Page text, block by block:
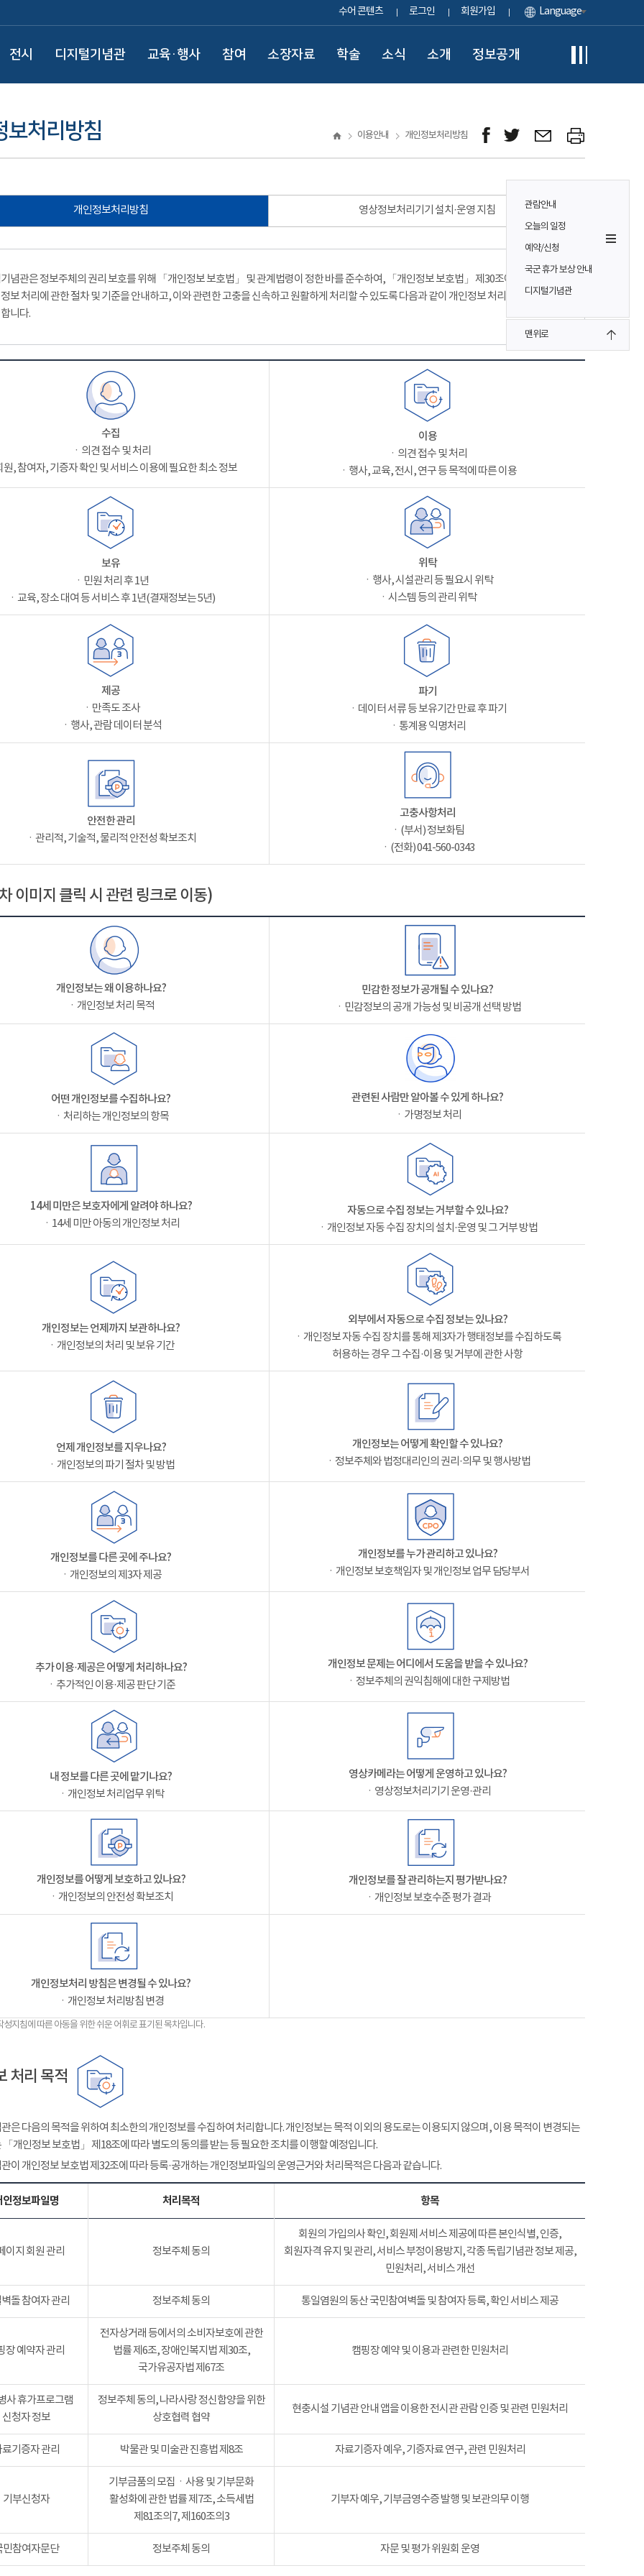
수어 콘텐츠 로그인 회원가입 Language
전시 디지털기념관 교육·행사 참여 소장자료 학술 소식 소개 정보공개
관람안내
오늘의 일정
예약/신청
국군 휴가 보상 안내
디지털기념관
맨위로
보처리방침 이용안내 개인정보처리방침
개인정보처리방침 영상정보처리기기 설치·운영 지침
념관은 정보주체의 권리 보호를 위해 「개인정보 보호법」 및 관계법령이 정한 바를 준수하여, 「개인정보 보호법」 제30조에 따라
보 처리에 관한 절차 및 기준을 안내하고, 이와 관련한 고충을 신속하고 원활하게 처리할 수 있도록 다음과 같이 개인정보 처리방침을
니다.
수집
ㆍ의견 접수 및 처리
원, 참여자, 기증자 확인 및 서비스 이용에 필요한 최소 정보
이용
ㆍ의견 접수 및 처리
ㆍ행사, 교육, 전시, 연구 등 목적에 따른 이용
보유
ㆍ민원 처리 후 1년
ㆍ교육, 장소 대여 등 서비스 후 1년(결재정보는 5년)
위탁
ㆍ행사, 시설관리 등 필요시 위탁
ㆍ시스템 등의 관리 위탁
제공
ㆍ만족도 조사
ㆍ행사, 관람 데이터 분석
파기
ㆍ데이터 서류 등 보유기간 만료 후 파기
ㆍ통계용 익명처리
안전한 관리
ㆍ관리적, 기술적, 물리적 안전성 확보조치
고충사항처리
ㆍ(부서) 정보화팀
ㆍ(전화) 041-560-0343
이미지 클릭 시 관련 링크로 이동)
개인정보는 왜 이용하나요?
ㆍ개인정보 처리 목적
민감한 정보가 공개될 수 있나요?
ㆍ민감정보의 공개 가능성 및 비공개 선택 방법
어떤 개인정보를 수집하나요?
ㆍ처리하는 개인정보의 항목
관련된 사람만 알아볼 수 있게 하나요?
ㆍ가명정보 처리
14세 미만은 보호자에게 알려야 하나요?
ㆍ14세 미만 아동의 개인정보 처리
자동으로 수집 정보는 거부할 수 있나요?
ㆍ개인정보 자동 수집 장치의 설치·운영 및 그 거부 방법
개인정보는 언제까지 보관하나요?
ㆍ개인정보의 처리 및 보유 기간
외부에서 자동으로 수집 정보는 있나요?
ㆍ개인정보 자동 수집 장치를 통해 제3자가 행태정보를 수집하도록
허용하는 경우 그 수집·이용 및 거부에 관한 사항
언제 개인정보를 지우나요?
ㆍ개인정보의 파기 절차 및 방법
개인정보는 어떻게 확인할 수 있나요?
ㆍ정보주체와 법정대리인의 권리·의무 및 행사방법
개인정보를 다른 곳에 주나요?
ㆍ개인정보의 제3자 제공
개인정보를 누가 관리하고 있나요?
ㆍ개인정보 보호책임자 및 개인정보 업무 담당부서
추가 이용·제공은 어떻게 처리하나요?
ㆍ추가적인 이용·제공 판단 기준
개인정보 문제는 어디에서 도움을 받을 수 있나요?
ㆍ정보주체의 권익침해에 대한 구제방법
내 정보를 다른 곳에 맡기나요?
ㆍ개인정보 처리업무 위탁
영상카메라는 어떻게 운영하고 있나요?
ㆍ영상정보처리기기 운영·관리
개인정보를 어떻게 보호하고 있나요?
ㆍ개인정보의 안전성 확보조치
개인정보를 잘 관리하는지 평가받나요?
ㆍ개인정보 보호수준 평가 결과
개인정보처리 방침은 변경될 수 있나요?
ㆍ개인정보 처리방침 변경
지침에 따른 아동을 위한 쉬운 어휘로 표기된 목차입니다.
처리 목적
은 다음의 목적을 위하여 최소한의 개인정보를 수집하여 처리합니다. 개인정보는 목적 이외의 용도로는 이용되지 않으며, 이용 목적이 변경되는
「개인정보 보호법」 제18조에 따라 별도의 동의를 받는 등 필요한 조치를 이행할 예정입니다.
이 개인정보 보호법 제32조에 따라 등록·공개하는 개인정보파일의 운영근거와 처리목적은 다음과 같습니다.
인정보파일명 처리목적 항목
이지 회원 관리 정보주체 동의
회원의 가입의사 확인, 회원제 서비스 제공에 따른 본인식별, 인증,
회원자격 유지 및 관리, 서비스 부정이용방지, 각종 독립기념관 정보 제공,
민원처리, 서비스 개선
돌 참여자 관리 정보주체 동의 통일염원의 동산 국민참여벽돌 및 참여자 등록, 확인 서비스 제공
장 예약자 관리
전자상거래 등에서의 소비자보호에 관한
법률 제6조, 장애인복지법 제30조,
국가유공자법 제67조
캠핑장 예약 및 이용과 관련한 민원처리
사 휴가프로그램
신청자 정보
정보주체 동의, 나라사랑 정신함양을 위한
상호협력 협약
현충시설 기념관 안내 앱을 이용한 전시관 관람 인증 및 관련 민원처리
기증자 관리 박물관 및 미술관 진흥법 제8조 자료기증자 예우, 기증자료 연구, 관련 민원처리
기부신청자
기부금품의 모집ㆍ사용 및 기부문화
활성화에 관한 법률 제7조, 소득세법
제81조의7, 제160조의3
기부자 예우, 기부금영수증 발행 및 보관의무 이행
민참여자문단 정보주체 동의 자문 및 평가 위원회 운영